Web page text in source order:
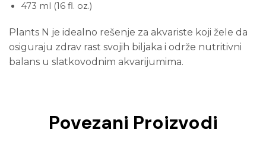
473 ml (16 fl. oz.)
Plants N je idealno rešenje za akvariste koji žele da
osiguraju zdrav rast svojih biljaka i održe nutritivni
balans u slatkovodnim akvarijumima.
Povezani Proizvodi